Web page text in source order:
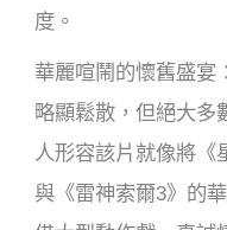
度。
華麗喧鬧的懷舊盛宴
略顯鬆散，但絕大多
人形容該片就像將《
與《雷神索爾3》的